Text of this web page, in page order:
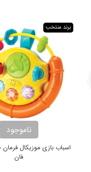
برند منتخب
ناموجود
اسباب بازی موزیکال
فان